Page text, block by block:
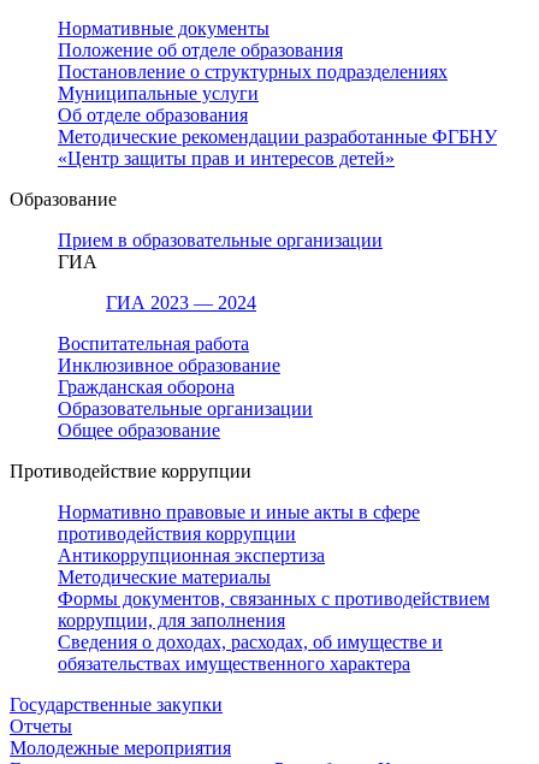
Нормативные документы
Положение об отделе образования
Постановление о структурных подразделениях
Муниципальные услуги
Об отделе образования
Методические рекомендации разработанные ФГБНУ
«Центр защиты прав и интересов детей»
Образование
Прием в образовательные организации
ГИА
ГИА 2023 — 2024
Воспитательная работа
Инклюзивное образование
Гражданская оборона
Образовательные организации
Общее образование
Противодействие коррупции
Нормативно правовые и иные акты в сфере
противодействия коррупции
Антикоррупционная экспертиза
Методические материалы
Формы документов, связанных с противодействием
коррупции, для заполнения
Сведения о доходах, расходах, об имуществе и
обязательствах имущественного характера
Государственные закупки
Отчеты
Молодежные мероприятия